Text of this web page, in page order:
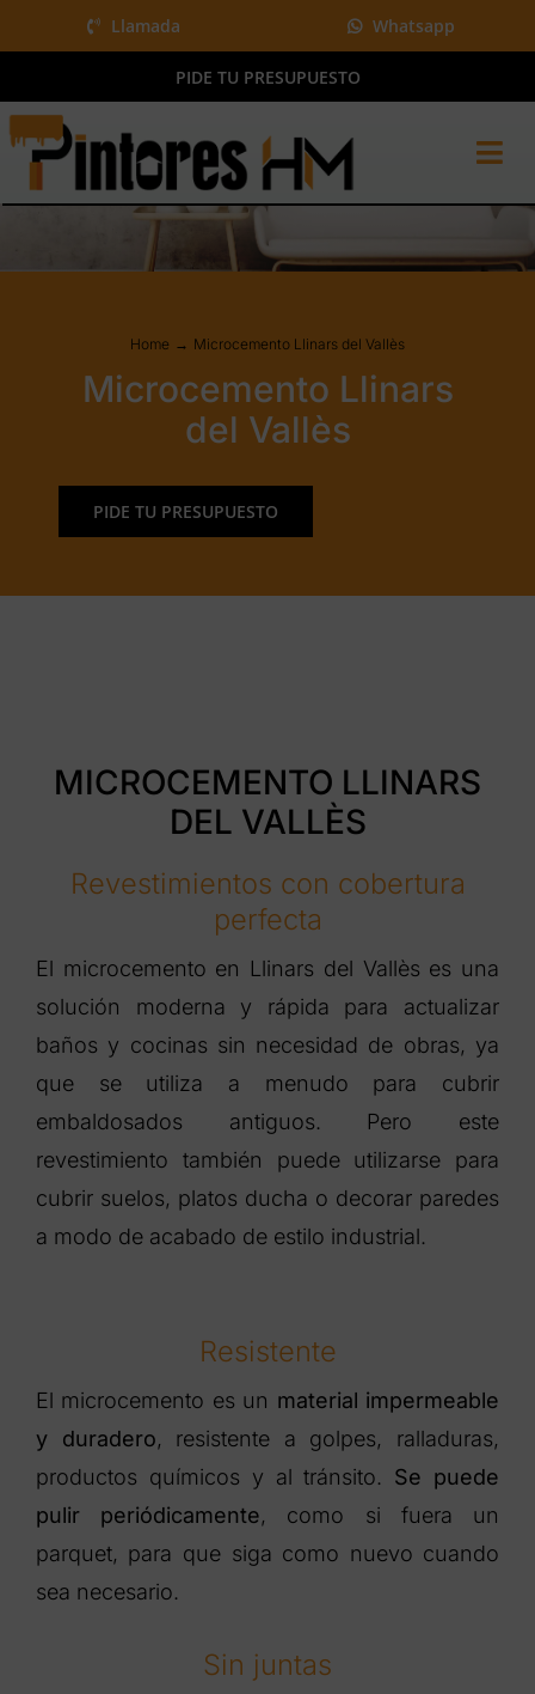
al
Llamada Whatsapp
PIDE TU PRESUPUESTO
Pintura y más
QUIÉNES SOMOS
Presupuesto gratis
Home Microcemento Llinars del Vallès
Microcemento Llinars
del Vallès
PIDE TU PRESUPUESTO
MICROCEMENTO LLINARS
DEL VALLÈS
Revestimientos con cobertura
perfecta
El microcemento en Llinars del Vallès es una
solución moderna y rápida para actualizar
baños y cocinas sin necesidad de obras, ya
que se utiliza a menudo para cubrir
embaldosados antiguos. Pero este
revestimiento también puede utilizarse para
cubrir suelos, platos ducha o decorar paredes
a modo de acabado de estilo industrial.
Resistente
El microcemento es un material impermeable
y duradero, resistente a golpes, ralladuras,
productos químicos y al tránsito. Se puede
pulir periódicamente, como si fuera un
parquet, para que siga como nuevo cuando
sea necesario.
Sin juntas